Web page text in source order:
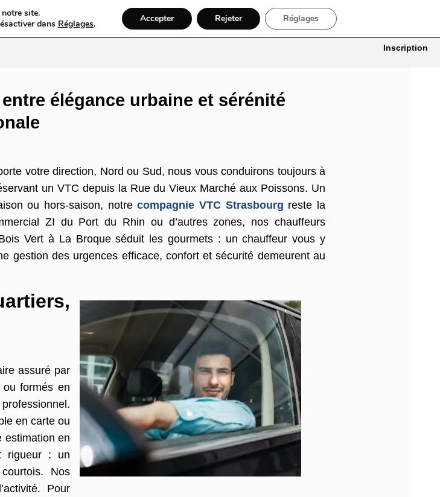
VTC Ambulance Locations De Voitures Bâtiment, Artisans & Électriciens
Inscription
élégance urbaine et sérénité
votre direction, Nord ou Sud, nous vous conduirons toujours à
un VTC depuis la Rue du Vieux Marché aux Poissons. Un
ou hors-saison, notrecompagnie VTC Strasbourg reste la
ZI du Port du Rhin ou d’autres zones, nos chauffeurs
Vert à La Broque séduit les gourmets : un chauffeur vous y
gestion des urgences efficace, confort et sécurité demeurent au
assuré par
ou formés en
en carte ou
estimation en
rigueur : un
Nos
Pour
site.
dans Réglages. Accepter Rejeter Réglages